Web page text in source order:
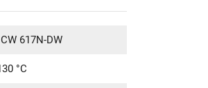
617N-DW
°C